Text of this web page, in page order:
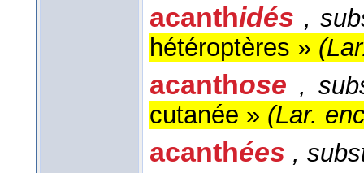
acanthidés ,
hétéroptères » (
acanthose ,
cutanée » (Lar.
acanthées ,